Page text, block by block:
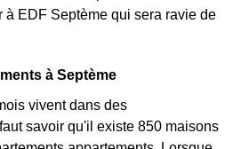
à EDF Septème qui sera ravie de
à Septème
vivent dans des
savoir qu'il existe 850 maisons